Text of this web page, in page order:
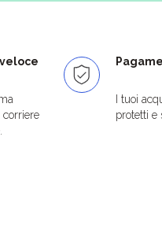
corriere
I tuoi
protetti e